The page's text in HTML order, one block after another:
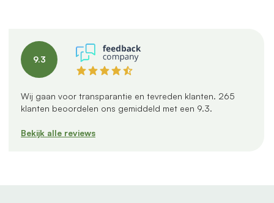
9.3
Wij gaan voor transparantie en tevreden klanten. 265
klanten beoordelen ons gemiddeld met een 9.3.
Bekijk alle reviews